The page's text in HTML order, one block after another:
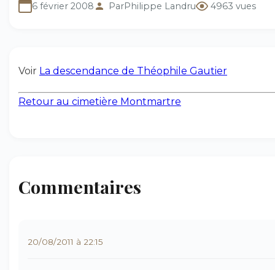
6 février 2008 ParPhilippe Landru 4963 vues
Voir La descendance de Théophile Gautier
Retour au cimetière Montmartre
Commentaires
20/08/2011 à 22:15